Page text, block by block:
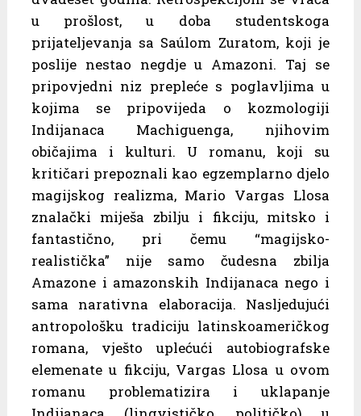
u prošlost, u doba studentskoga
prijateljevanja sa Saúlom Zuratom, koji je
poslije nestao negdje u Amazoni. Taj se
pripovjedni niz prepleće s poglavljima u
kojima se pripovijeda o kozmologiji
Indijanaca Machiguenga, njihovim
običajima i kulturi. U romanu, koji su
kritičari prepoznali kao egzemplarno djelo
magijskog realizma, Mario Vargas Llosa
znalački miješa zbilju i fikciju, mitsko i
fantastično, pri čemu “magijsko-
realistička” nije samo čudesna zbilja
Amazone i amazonskih Indijanaca nego i
sama narativna elaboracija. Nasljedujući
antropološku tradiciju latinskoameričkog
romana, vješto uplećući autobiografske
elemenate u fikciju, Vargas Llosa u ovom
romanu problematizira i uklapanje